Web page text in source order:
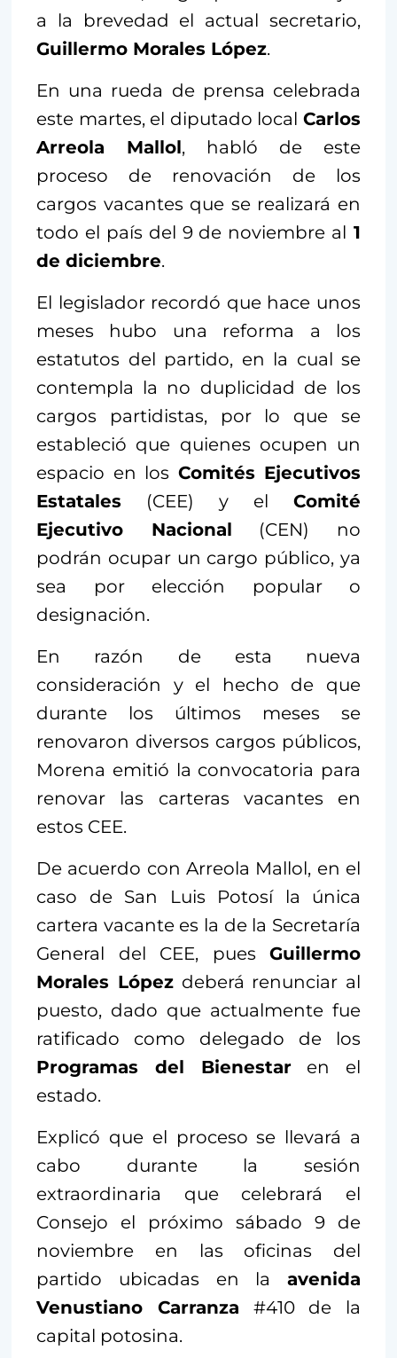
a la brevedad el actual secretario,
Guillermo Morales López.
En una rueda de prensa celebrada
este martes, el diputado local Carlos
Arreola Mallol, habló de este
proceso de renovación de los
cargos vacantes que se realizará en
todo el país del 9 de noviembre al 1
de diciembre.
El legislador recordó que hace unos
meses hubo una reforma a los
estatutos del partido, en la cual se
contempla la no duplicidad de los
cargos partidistas, por lo que se
estableció que quienes ocupen un
espacio en los Comités Ejecutivos
Estatales (CEE) y el Comité
Ejecutivo Nacional (CEN) no
podrán ocupar un cargo público, ya
sea por elección popular o
designación.
En razón de esta nueva
consideración y el hecho de que
durante los últimos meses se
renovaron diversos cargos públicos,
Morena emitió la convocatoria para
renovar las carteras vacantes en
estos CEE.
De acuerdo con Arreola Mallol, en el
caso de San Luis Potosí la única
cartera vacante es la de la Secretaría
General del CEE, pues Guillermo
Morales Lópezdeberá renunciar al
puesto, dado que actualmente fue
ratificado como delegado de los
Programas del Bienestaren el
estado.
Explicó que el proceso se llevará a
cabo durante la sesión
extraordinaria que celebrará el
Consejo el próximo sábado 9 de
noviembre en las oficinas del
partido ubicadas en la avenida
Venustiano Carranza #410 de la
capital potosina.